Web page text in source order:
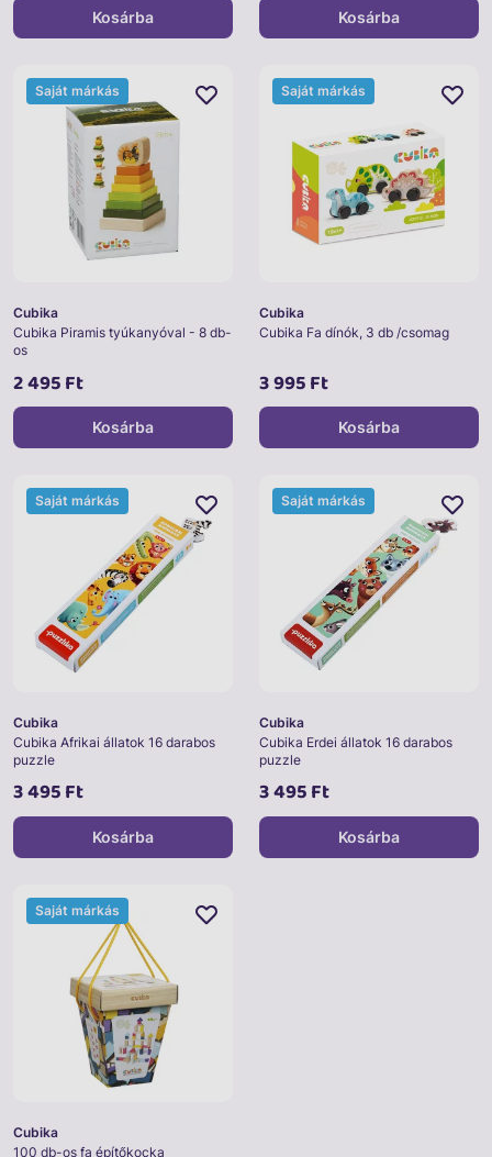
Kosárba Kosárba
Cubika
Cubika Piramis tyúkanyóval - 8 db-
os
2 495 Ft
Saját márkás
Kosárba
Cubika
Cubika Fa dínók, 3 db /csomag
3 995 Ft
Saját márkás
Kosárba
Cubika
Cubika Afrikai állatok 16 darabos
puzzle
3 495 Ft
Saját márkás
Kosárba
Cubika
Cubika Erdei állatok 16 darabos
puzzle
3 495 Ft
Saját márkás
Kosárba
Cubika
100 db-os fa építőkocka
Saját márkás